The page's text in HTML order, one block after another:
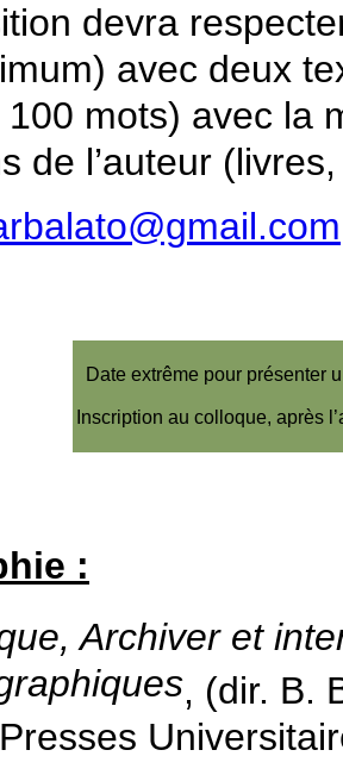
devra
avec deux
100 mots) avec la
de l’auteur
Date extrême pour présenter
Inscription au colloque, après
:
Archiver et
, (dir. B.